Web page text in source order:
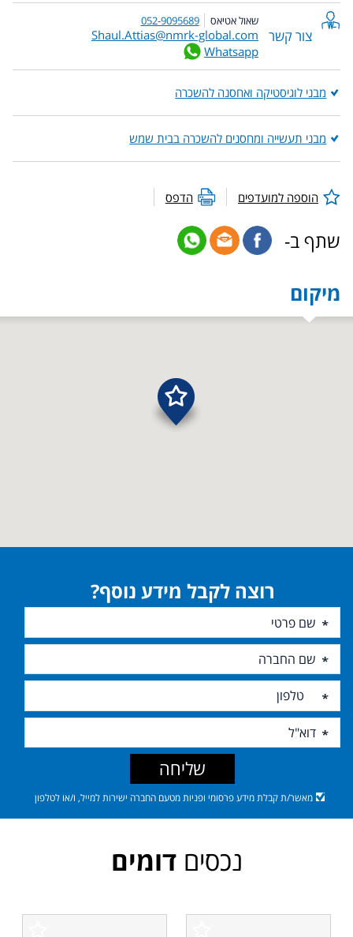
צור קשר
שאול אטיאס 052-9095689
Shaul.Attias@nmrk-global.com
Whatsapp
מבני לוגיסטיקה ואחסנה להשכרה
מבני תעשייה ומחסנים להשכרה בבית שמש
הוספה למועדפים הדפס
שתף ב-
מיקום
רוצה לקבל מידע נוסף?
מאשר/ת קבלת מידע פרסומי ופניות מטעם החברה ישירות למייל, ו/או לטלפון
שליחה
נכסיםדומים